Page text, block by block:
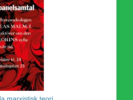
marxistisk teori